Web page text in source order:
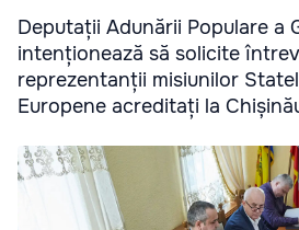
Deputații Adunării Populare a
intenționează să solicite
reprezentanții misiunilor
Europene acreditați la